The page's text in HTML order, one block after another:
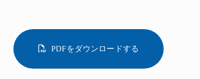
PDFをダウンロードする